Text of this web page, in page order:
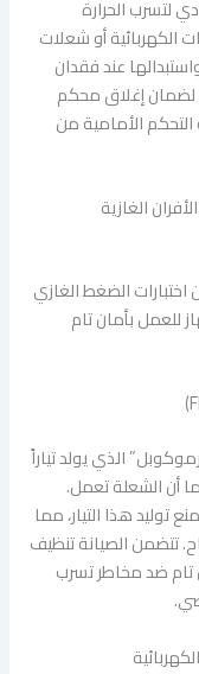
لتسرب الحرارة
الكهربائية أو شعلات
عند فقدان
لضمان إغلاق محكم
الأمامية من
الغازية
الضغط الغازي
للعمل بأمان تام
الذي يولد تياراً
أن الشعلة تعمل.
توليد هذا التيار، مما
تتضمن الصيانة تنظيف
تام ضد مخاطر تسرب